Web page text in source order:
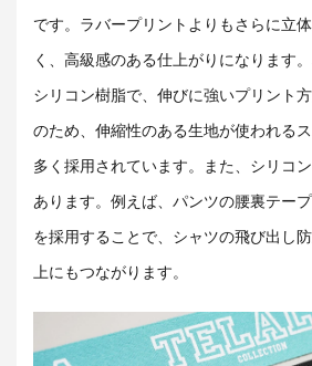
です。ラバープリントよりもさらに立
く、高級感のある仕上がりになります
シリコン樹脂で、伸びに強いプリント
のため、伸縮性のある生地が使われる
多く採用されています。また、シリコ
あります。例えば、パンツの腰裏テー
を採用することで、シャツの飛び出し
上にもつながります。